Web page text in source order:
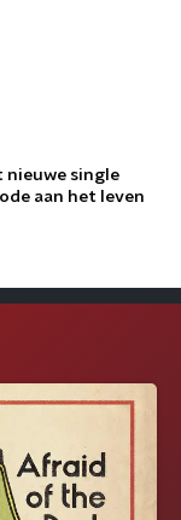
nieuwe single
aan het leven